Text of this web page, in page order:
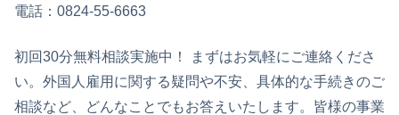
電話：0824-55-6663
初回30分無料相談実施中！ まずはお気軽にご連絡くださ
い。外国人雇用に関する疑問や不安、具体的な手続きのご
相談など、どんなことでもお答えいたします。皆様の事業